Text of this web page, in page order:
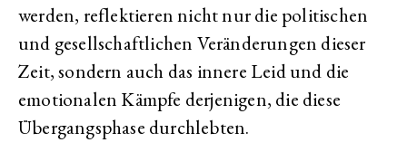
werden, reflektieren nicht nur die politischen
und gesellschaftlichen Veränderungen dieser
Zeit, sondern auch das innere Leid und die
emotionalen Kämpfe derjenigen, die diese
Übergangsphase durchlebten.